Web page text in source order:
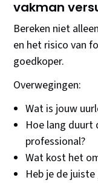
vakman
Bereken niet
en het risico van
goedkoper.
Overwegingen:
Wat is jouw
Hoe lang duurt
professional?
Wat kost het
Heb je de